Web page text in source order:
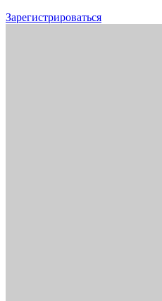
Зарегистрироваться